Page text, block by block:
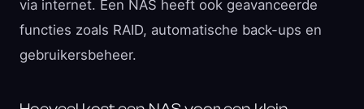
via internet. Een NAS heeft ook geavanceerde
functies zoals RAID, automatische back-ups en
gebruikersbeheer.